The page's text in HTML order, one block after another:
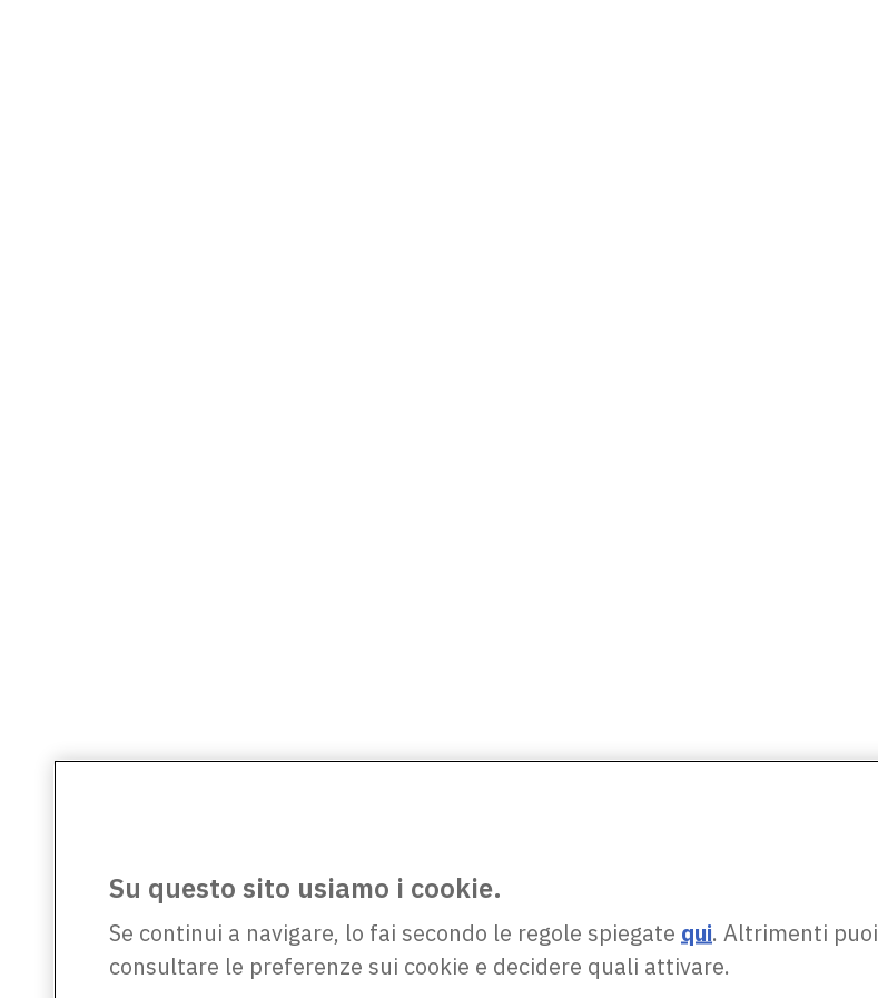
Su questo sito usiamo i cookie.
Se continui a navigare, lo fai secondo le regole spiegate qui. Altrimenti puoi
consultare le preferenze sui cookie e decidere quali attivare.